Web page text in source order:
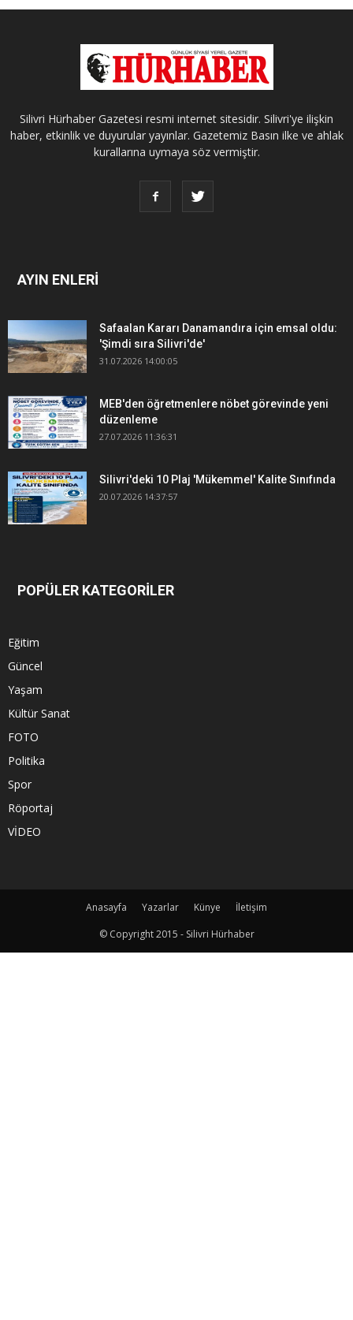
Silivri Hürhaber Gazetesi resmi internet sitesidir. Silivri'ye ilişkin
haber, etkinlik ve duyurular yayınlar. Gazetemiz Basın ilke ve ahlak
kurallarına uymaya söz vermiştir.
AYIN ENLERİ
Safaalan Kararı Danamandıra için emsal oldu:
'Şimdi sıra Silivri'de'
31.07.2026 14:00:05
MEB'den öğretmenlere nöbet görevinde yeni
düzenleme
27.07.2026 11:36:31
Silivri'deki 10 Plaj 'Mükemmel' Kalite Sınıfında
20.07.2026 14:37:57
POPÜLER KATEGORİLER
Eğitim
Güncel
Yaşam
Kültür Sanat
FOTO
Politika
Spor
Röportaj
VİDEO
Anasayfa Yazarlar Künye
İletişim
© Copyright 2015 - Silivri Hürhaber